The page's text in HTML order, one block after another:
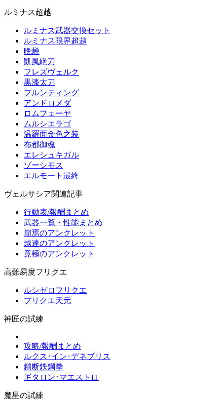
ルミナス超越
ルミナス武器交換セット
ルミナス限界超越
晩蝉
凱風絶刀
フレズヴェルク
黒漆太刀
フルンティング
アンドロメダ
ロムフェーヤ
ムルシエラゴ
温羅面金色之装
布都御魂
エレシュキガル
ゾーシモス
エルモート最終
ヴェルサシア関連記事
行動表/報酬まとめ
武器一覧・性能まとめ
崩焉のアンクレット
越達のアンクレット
竟極のアンクレット
高難易度フリクエ
ルシゼロフリクエ
フリクエ天元
神匠の試練
攻略/報酬まとめ
ルクス･イン･デネブリス
鎖断鉄鋼拳
ギタロン･マエストロ
魔星の試練